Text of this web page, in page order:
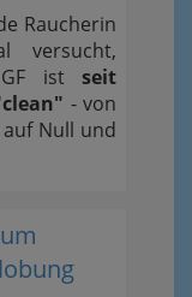
Raucherin
versucht,
ist seit
- von
Null und